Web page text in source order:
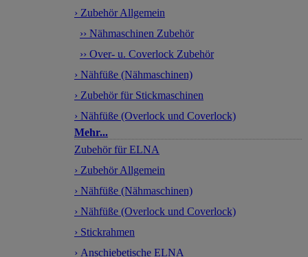
› Zubehör Allgemein
›› Nähmaschinen Zubehör
›› Over- u. Coverlock Zubehör
› Nähfüße (Nähmaschinen)
› Zubehör für Stickmaschinen
› Nähfüße (Overlock und Coverlock)
Mehr...
Zubehör für ELNA
› Zubehör Allgemein
› Nähfüße (Nähmaschinen)
› Nähfüße (Overlock und Coverlock)
› Stickrahmen
› Anschiebetische ELNA